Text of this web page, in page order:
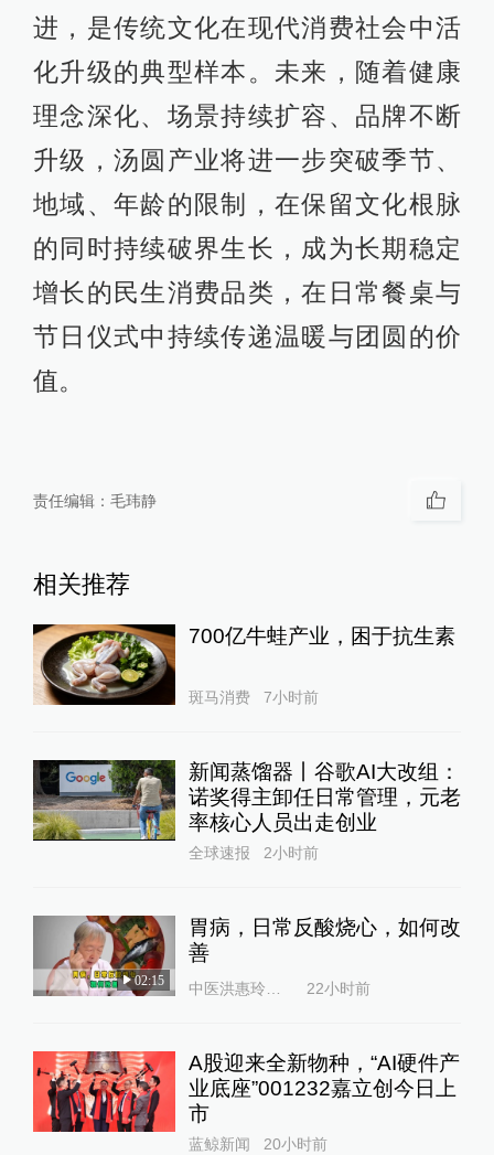
进，是传统文化在现代消费社会中活
化升级的典型样本。未来，随着健康
理念深化、场景持续扩容、品牌不断
升级，汤圆产业将进一步突破季节、
地域、年龄的限制，在保留文化根脉
的同时持续破界生长，成为长期稳定
增长的民生消费品类，在日常餐桌与
节日仪式中持续传递温暖与团圆的价
值。
责任编辑： 毛玮静
相关推荐
700亿牛蛙产业，困于抗生素
斑马消费 7小时前
新闻蒸馏器丨谷歌AI大改组：
诺奖得主卸任日常管理，元老
率核心人员出走创业
全球速报 2小时前
02:15
胃病，日常反酸烧心，如何改
善
22小时前
A股迎来全新物种，“AI硬件产
业底座”001232嘉立创今日上
市
蓝鲸新闻 20小时前